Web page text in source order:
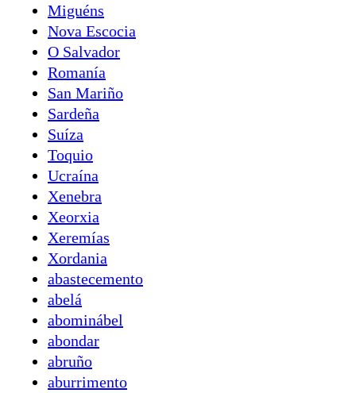
Miguéns
Nova Escocia
O Salvador
Romanía
San Mariño
Sardeña
Suíza
Toquio
Ucraína
Xenebra
Xeorxia
Xeremías
Xordania
abastecemento
abelá
abominábel
abondar
abruño
aburrimento